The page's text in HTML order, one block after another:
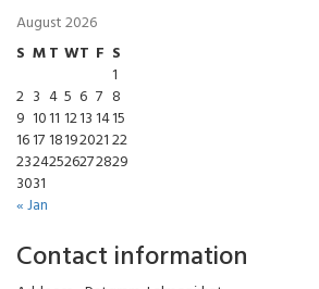
August 2026
S MT WT F S
1
2 3 4 5 6 7 8
9 1011 12131415
16171819202122
23242526272829
3031
« Jan
Contact information